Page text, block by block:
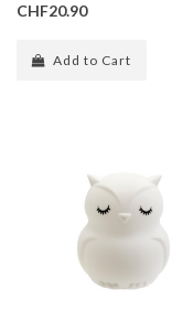
CHF20.90
Add to Cart